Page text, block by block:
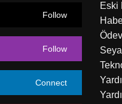
Follow
Follow
Connect
Eski